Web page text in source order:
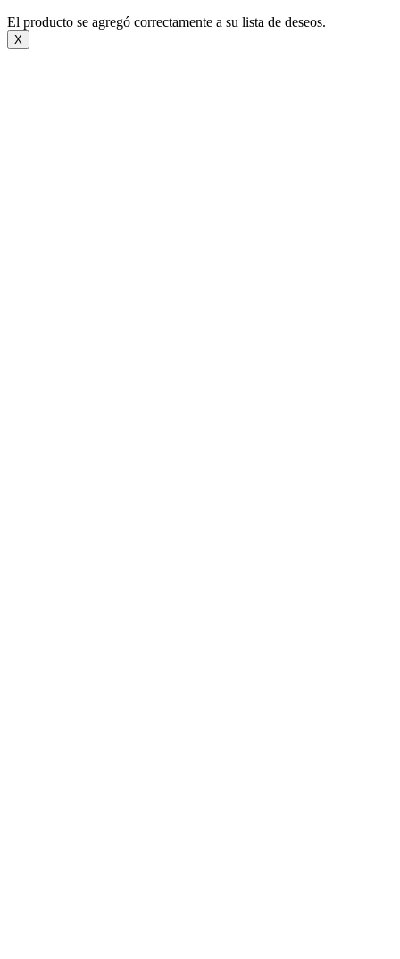
El producto se agregó correctamente a su lista de deseos.
X